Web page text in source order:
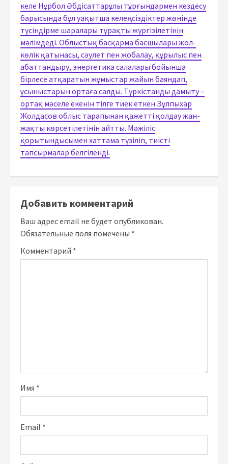
келе Нұрбол Әбдісаттарұлы тұрғындармен кездесу
барысында бұл уақытша келеңсіздіктер жөнінде
түсіндірме шаралары тұрақты жүргізілетінін
мәлімдеді. Облыстық басқарма басшылары жол-
көлік қатынасы, сәулет пен жобалау, құрылыс пен
абаттандыру, энергетика салалары бойынша
бірлесе атқаратын жұмыстар жайын баяндап,
ұсыныстарын ортаға салды. Түркістанды дамыту –
ортақ мәселе екенін тілге тиек еткен Зұлпыхар
Жолдасов облыс тарапынан қажетті қолдау жан-
жақты көрсетілетінін айтты. Мәжіліс
қорытындысымен хаттама түзіліп, тиісті
тапсырмалар белгіленді.
Добавить комментарий
Ваш адрес email не будет опубликован.
Обязательные поля помечены *
Комментарий *
Имя *
Email *